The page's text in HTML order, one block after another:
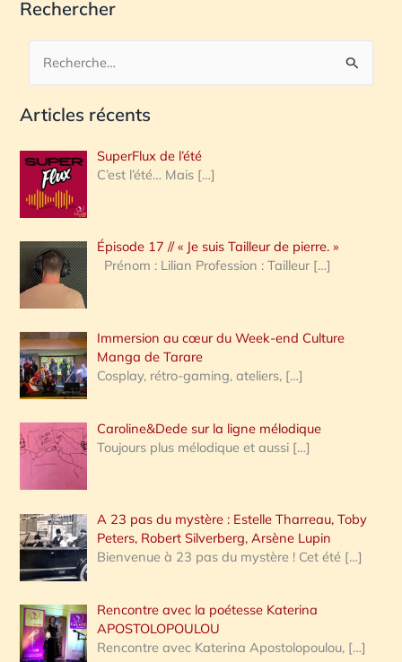
Rechercher
c
e
r
c
h
e
:
Articles récents
SuperFlux de l’été
C’est l’été… Mais […]
Épisode 17 // « Je suis Tailleur de pierre. »
Prénom : Lilian Profession : Tailleur […]
Immersion au cœur du Week-end Culture
Manga de Tarare
Cosplay, rétro-gaming, ateliers, […]
Caroline&Dede sur la ligne mélodique
Toujours plus mélodique et aussi […]
A 23 pas du mystère : Estelle Tharreau, Toby
Peters, Robert Silverberg, Arsène Lupin
Bienvenue à 23 pas du mystère ! Cet été […]
Rencontre avec la poétesse Katerina
APOSTOLOPOULOU
Rencontre avec Katerina Apostolopoulou, […]